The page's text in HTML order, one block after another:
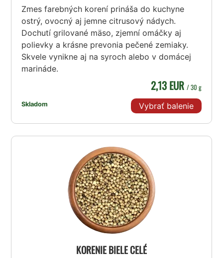
Zmes farebných korení prináša do kuchyne
ostrý, ovocný aj jemne citrusový nádych.
Dochutí grilované mäso, zjemní omáčky aj
polievky a krásne prevonia pečené zemiaky.
Skvele vynikne aj na syroch alebo v domácej
marináde.
Skladom
2,13 EUR / 30 g
Vybrať balenie
KORENIE BIELE CELÉ